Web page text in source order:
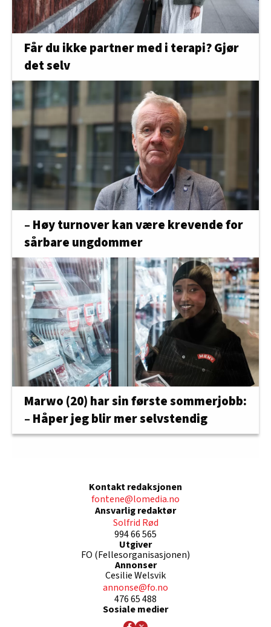
Får du ikke partner med i terapi? Gjør
det selv
– Høy turnover kan være krevende for
sårbare ungdommer
Marwo (20) har sin første sommerjobb:
– Håper jeg blir mer selvstendig
Kontakt redaksjonen
fontene@lomedia.no
Ansvarlig redaktør
Solfrid Rød
994 66 565
Utgiver
FO (Fellesorganisasjonen)
Annonser
Cesilie Welsvik
annonse@fo.no
476 65 488
Sosiale medier